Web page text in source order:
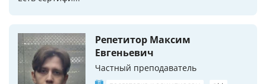
Репетитор Максим
Евгеньевич
Частный преподаватель